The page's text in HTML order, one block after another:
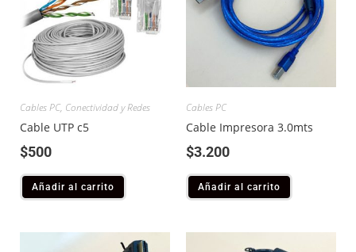
Cables PC, Conectividad y Redes
Cable UTP c5
$500
Añadir al carrito
Cables PC
Cable Impresora 3.0mts
$3.200
Añadir al carrito